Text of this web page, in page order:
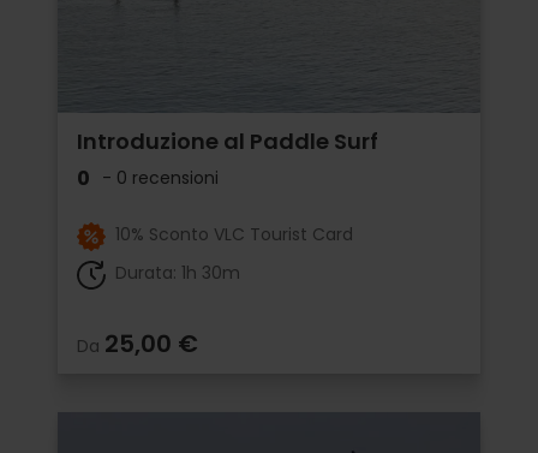
Introduzione al Paddle Surf
0 - 0 recensioni
10% Sconto VLC Tourist Card
Durata: 1h 30m
Da 25,00 €